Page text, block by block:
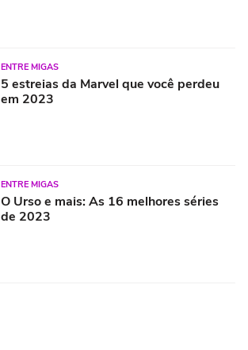
ENTRE MIGAS
5 estreias da Marvel que você perdeu
em 2023
ENTRE MIGAS
O Urso e mais: As 16 melhores séries
de 2023